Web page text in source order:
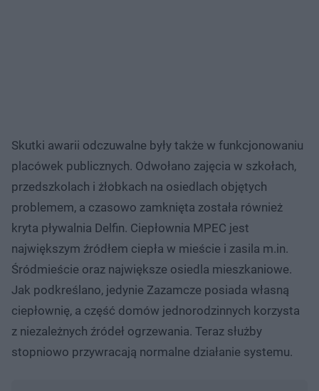
Skutki awarii odczuwalne były także w funkcjonowaniu
placówek publicznych. Odwołano zajęcia w szkołach,
przedszkolach i żłobkach na osiedlach objętych
problemem, a czasowo zamknięta została również
kryta pływalnia Delfin. Ciepłownia MPEC jest
największym źródłem ciepła w mieście i zasila m.in.
Śródmieście oraz największe osiedla mieszkaniowe.
Jak podkreślano, jedynie Zazamcze posiada własną
ciepłownię, a część domów jednorodzinnych korzysta
z niezależnych źródeł ogrzewania. Teraz służby
stopniowo przywracają normalne działanie systemu.